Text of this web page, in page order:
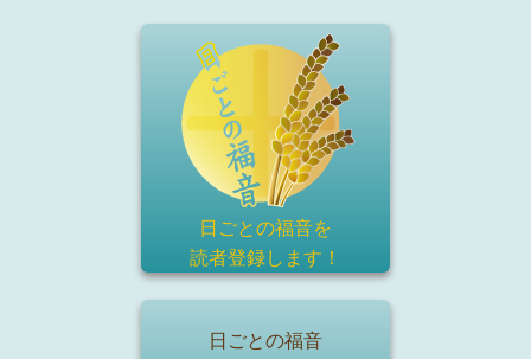
日ごとの福音を
読者登録します！
日ごとの福音